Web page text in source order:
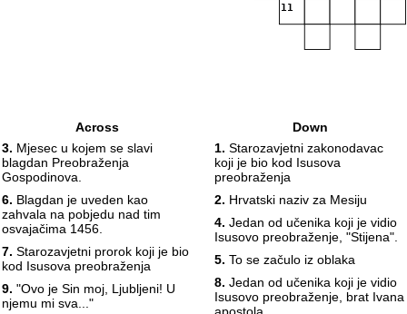
11
Across
3. Mjesec u kojem se slavi
blagdan Preobraženja
Gospodinova.
6. Blagdan je uveden kao
zahvala na pobjedu nad tim
osvajačima 1456.
7. Starozavjetni prorok koji je bio
kod Isusova preobraženja
9. "Ovo je Sin moj, Ljubljeni! U
njemu mi sva..."
Down
1. Starozavjetni zakonodavac
koji je bio kod Isusova
preobraženja
2. Hrvatski naziv za Mesiju
4. Jedan od učenika koji je vidio
Isusovo preobraženje, "Stijena".
5. To se začulo iz oblaka
8. Jedan od učenika koji je vidio
Isusovo preobraženje, brat Ivana